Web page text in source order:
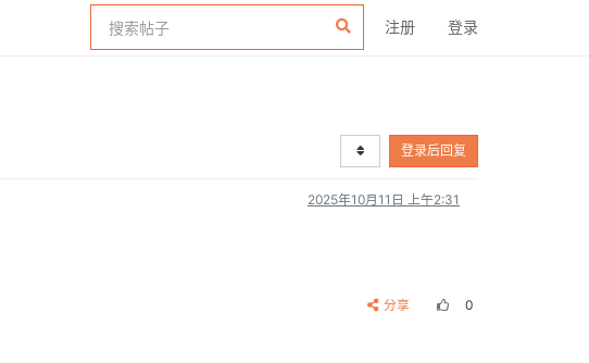
注册 登录
登录后回复
2025年10月11日 上午2:31
分享 0